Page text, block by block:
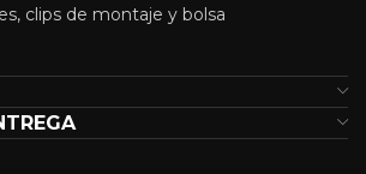
clips de montaje y bolsa